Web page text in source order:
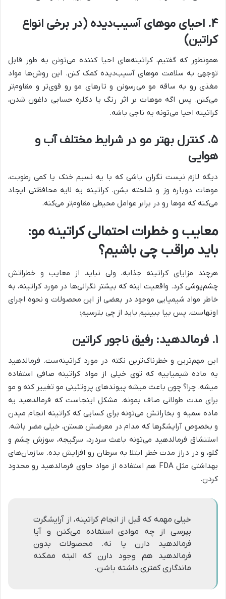
۴. احیای موهای آسیب‌دیده (در برخی انواع
کراتین)
همونطور که گفتیم، کراتینه‌های احیا کننده می‌تونن به طور قابل
توجهی به سلامت موهای آسیب‌دیده کمک کنن. این روش‌ها مواد
مغذی رو به ساقه مو می‌رسونن و تارهای مو رو قوی‌تر و مقاوم‌تر
می‌کنن. پس اگه موهات بر اثر رنگ یا دکلره حسابی داغون شدن،
کراتینه احیا می‌تونه یه ناجی باشه.
۵. کنترل بهتر مو در شرایط مختلف آب و
هوایی
دیگه لازم نیست نگران باشی که با یه نسیم خنک یا کمی رطوبت،
موهات دوباره وز و شلخته بشن. کراتینه یه لایه محافظتی ایجاد
می‌کنه که موها رو در برابر عوامل محیطی مقاوم‌تر می‌کنه.
معایب و خطرات احتمالی کراتینه مو:
باید مراقب چی باشیم؟
هرچند مزایای کراتینه جذابه، ولی نباید از معایب و خطراتش
چشم‌پوشی کرد. واقعیت اینه که بیشتر نگرانی‌ها در مورد کراتینه، به
خاطر مواد شیمیایی موجود در بعضی از این محصولات و نحوه اجرای
اونهاست. پس بیا ببینیم باید از چی بترسیم:
۱. فرمالدهید: رفیق ناجور کراتین
این مهم‌ترین و خطرناک‌ترین نکته در مورد کراتینه‌ست. فرمالدهید
یه ماده شیمیاییه که توی خیلی از مواد کراتینه صافی استفاده
میشه. چرا؟ چون باعث میشه پیوندهای پروتئینی مو تغییر کنه و مو
برای مدت طولانی صاف بمونه. مشکل اینجاست که فرمالدهید یه
ماده سمیه و بخاراتش می‌تونه برای کسایی که کراتینه انجام میدن
و بخصوص آرایشگرها که مدام در معرضش هستن، خیلی مضر باشه.
استنشاق فرمالدهید می‌تونه باعث سردرد، سرگیجه، سوزش چشم و
گلو، و در دراز مدت خطر ابتلا به سرطان رو افزایش بده. سازمان‌های
بهداشتی مثل FDA هم استفاده از مواد حاوی فرمالدهید رو محدود
کردن.
خیلی مهمه که قبل از انجام کراتینه، از آرایشگرت
بپرسی از چه موادی استفاده می‌کنن و آیا
فرمالدهید دارن یا نه. محصولات بدون
فرمالدهید هم وجود دارن که البته ممکنه
ماندگاری کمتری داشته باشن.